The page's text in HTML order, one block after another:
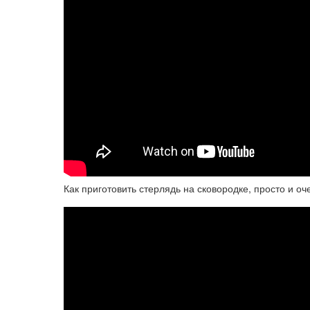
Как приготовить стерлядь на сковородке, просто и